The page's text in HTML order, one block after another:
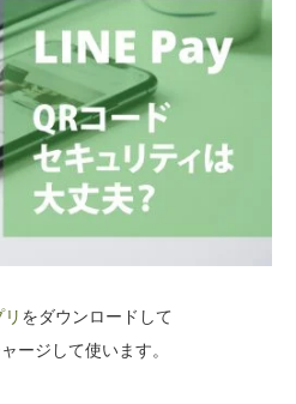
をダウンロードして
ージして使います。